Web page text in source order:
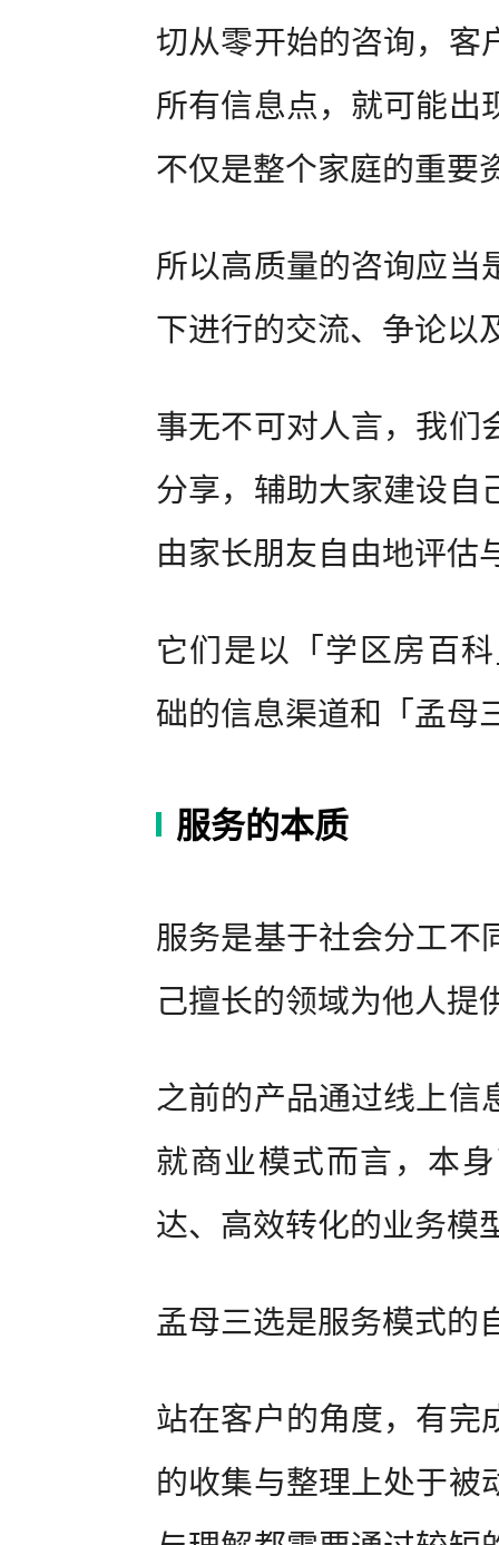
切从零开始的咨询，客
所有信息点，就可能出
不仅是整个家庭的重要
所以高质量的咨询应当
下进行的交流、争论以
事无不可对人言，我们
分享，辅助大家建设自
由家长朋友自由地评估
它们是以「学区房百科
础的信息渠道和「孟母
服务的本质
服务是基于社会分工不
己擅长的领域为他人提
之前的产品通过线上信
就商业模式而言，本
达、高效转化的业务模
孟母三选是服务模式的
站在客户的角度，有完
的收集与整理上处于被